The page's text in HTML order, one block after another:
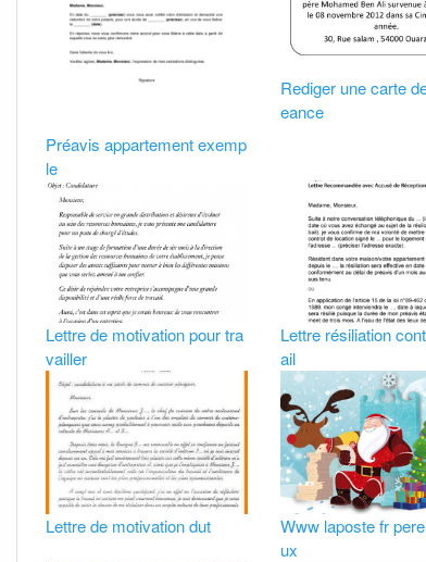
Préavis appartement exemp
le
Rediger une carte
eance
Lettre de motivation pour tra
vailler
Lettre résiliation
ail
Lettre de motivation dut
Www laposte fr
ux